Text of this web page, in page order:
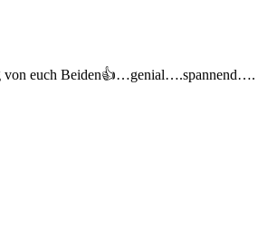
von euch Beiden👍…genial….spannend….